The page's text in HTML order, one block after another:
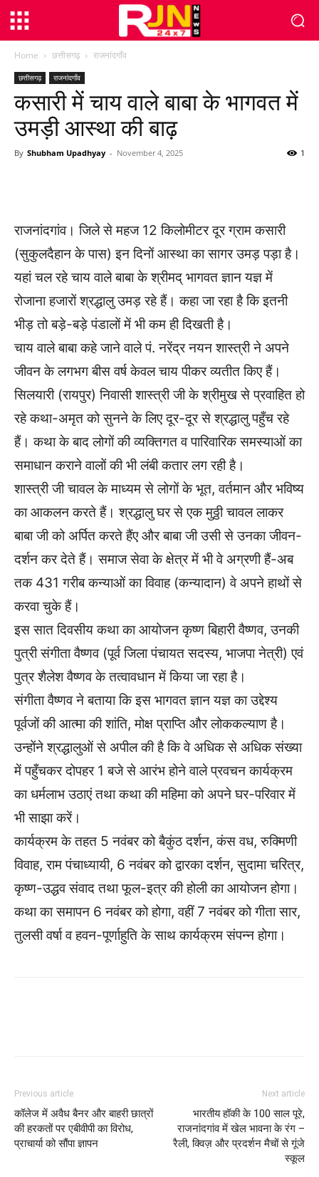
Home छत्तीसगढ़ राजनांदगाँव
छत्तीसगढ़ राजनांदगाँव
कसारी में चाय वाले बाबा के भागवत में
उमड़ी आस्था की बाढ़
By Shubham Upadhyay - November 4, 2025 1
राजनांदगांव। जिले से महज 12 किलोमीटर दूर ग्राम कसारी
(सुकुलदैहान के पास) इन दिनों आस्था का सागर उमड़ पड़ा है।
यहां चल रहे चाय वाले बाबा के श्रीमद् भागवत ज्ञान यज्ञ में
रोजाना हजारों श्रद्धालु उमड़ रहे हैं। कहा जा रहा है कि इतनी
भीड़ तो बड़े-बड़े पंडालों में भी कम ही दिखती है।
चाय वाले बाबा कहे जाने वाले पं. नरेंद्र नयन शास्त्री ने अपने
जीवन के लगभग बीस वर्ष केवल चाय पीकर व्यतीत किए हैं।
सिलयारी (रायपुर) निवासी शास्त्री जी के श्रीमुख से प्रवाहित हो
रहे कथा-अमृत को सुनने के लिए दूर-दूर से श्रद्धालु पहुँच रहे
हैं। कथा के बाद लोगों की व्यक्तिगत व पारिवारिक समस्याओं का
समाधान कराने वालों की भी लंबी कतार लग रही है।
शास्त्री जी चावल के माध्यम से लोगों के भूत, वर्तमान और भविष्य
का आकलन करते हैं। श्रद्धालु घर से एक मुठ्ठी चावल लाकर
बाबा जी को अर्पित करते हैंए और बाबा जी उसी से उनका जीवन-
दर्शन कर देते हैं। समाज सेवा के क्षेत्र में भी वे अग्रणी हैं-अब
तक 431 गरीब कन्याओं का विवाह (कन्यादान) वे अपने हाथों से
करवा चुके हैं।
इस सात दिवसीय कथा का आयोजन कृष्ण बिहारी वैष्णव, उनकी
पुत्री संगीता वैष्णव (पूर्व जिला पंचायत सदस्य, भाजपा नेत्री) एवं
पुत्र शैलेश वैष्णव के तत्वावधान में किया जा रहा है।
संगीता वैष्णव ने बताया कि इस भागवत ज्ञान यज्ञ का उद्देश्य
पूर्वजों की आत्मा की शांति, मोक्ष प्राप्ति और लोककल्याण है।
उन्होंने श्रद्धालुओं से अपील की है कि वे अधिक से अधिक संख्या
में पहुँचकर दोपहर 1 बजे से आरंभ होने वाले प्रवचन कार्यक्रम
का धर्मलाभ उठाएं तथा कथा की महिमा को अपने घर-परिवार में
भी साझा करें।
कार्यक्रम के तहत 5 नवंबर को बैकुंठ दर्शन, कंस वध, रुक्मिणी
विवाह, राम पंचाध्यायी, 6 नवंबर को द्वारका दर्शन, सुदामा चरित्र,
कृष्ण-उद्धव संवाद तथा फूल-इत्र की होली का आयोजन होगा।
कथा का समापन 6 नवंबर को होगा, वहीं 7 नवंबर को गीता सार,
तुलसी वर्षा व हवन-पूर्णाहुति के साथ कार्यक्रम संपन्न होगा।
Previous article
कॉलेज में अवैध बैनर और बाहरी छात्रों
की हरकतों पर एबीवीपी का विरोध,
प्राचार्या को सौंपा ज्ञापन
Next article
भारतीय हॉकी के 100 साल पूरे,
राजनांदगांव में खेल भावना के रंग –
रैली, क्विज़ और प्रदर्शन मैचों से गूंजे
स्कूल